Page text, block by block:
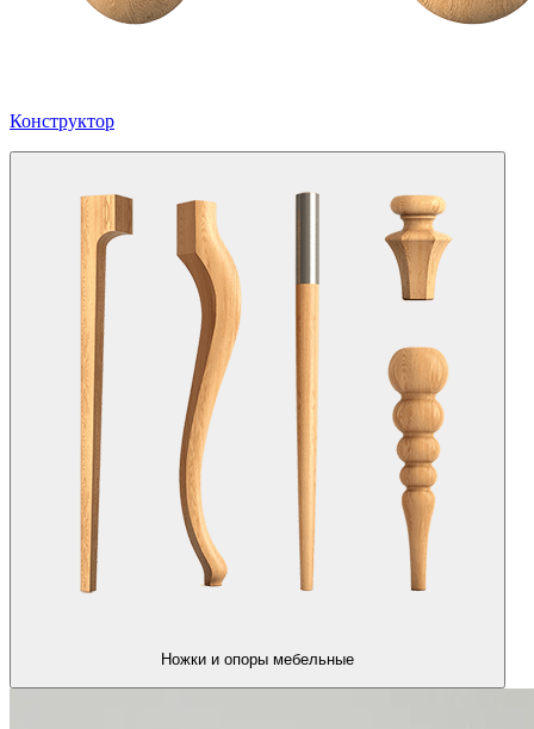
Конструктор
Ножки и опоры мебельные